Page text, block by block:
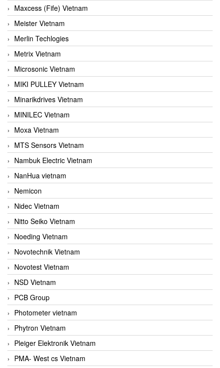
Maxcess (Fife) Vietnam
Meister Vietnam
Merlin Techlogies
Metrix Vietnam
Microsonic Vietnam
MIKI PULLEY Vietnam
Minarikdrives Vietnam
MINILEC Vietnam
Moxa Vietnam
MTS Sensors Vietnam
Nambuk Electric Vietnam
NanHua vietnam
Nemicon
Nidec Vietnam
Nitto Seiko Vietnam
Noeding Vietnam
Novotechnik Vietnam
Novotest Vietnam
NSD Vietnam
PCB Group
Photometer vietnam
Phytron Vietnam
Pleiger Elektronik Vietnam
PMA- West cs Vietnam